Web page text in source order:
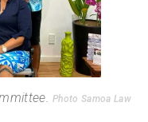
Photo Samoa Law